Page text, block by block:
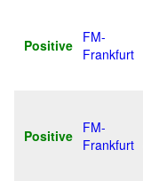
Positive
FM-
Frankfurt
Positive
FM-
Frankfurt